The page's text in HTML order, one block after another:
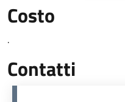
Costo
.
Contatti